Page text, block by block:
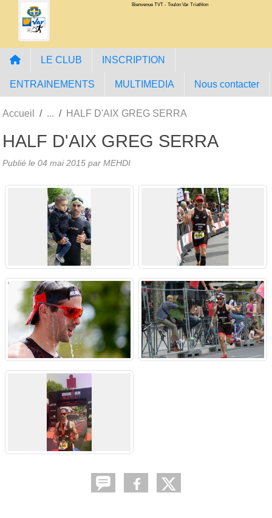
Bienvenue TVT - Toulon Var Triathlon
LE CLUB INSCRIPTION
ENTRAINEMENTS MULTIMEDIA Nous contacter
Accueil HALF D'AIX GREG SERRA
HALF D'AIX GREG SERRA
Publié le 04 mai 2015 par MEHDI
Panneau de gestion des cookies